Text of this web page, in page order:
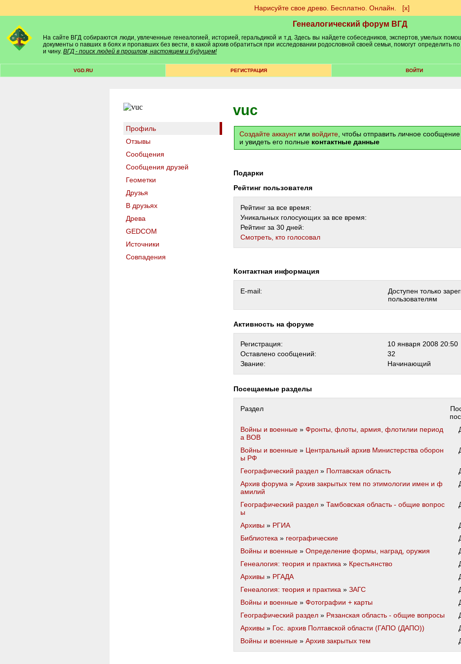
Нарисуйте свое древо. Бесплатно. Онлайн. [х]
Генеалогический форум ВГД
На сайте ВГД собираются люди, увлеченные генеалогией, историей, геральдикой и т.д. Здесь вы найдете собеседников, экспертов, умелых
документы о павших в боях и пропавших без вести, в какой архив обратиться при исследовании родословной своей семьи, помогут определить
и чину. ВГД - поиск людей в прошлом, настоящем и будущем!
VGD.RU РЕГИСТРАЦИЯ ВОЙТИ
Профиль
Отзывы
Сообщения
Сообщения друзей
Геометки
Друзья
В друзьях
Древа
GEDCOM
Источники
Совпадения
vuc
Создайте аккаунтили войдите , чтобы отправить личное
и увидеть его полные контактные данные
Подарки
Рейтинг пользователя
Рейтинг за все время:
Уникальных голосующих за все время:
Рейтинг за 30 дней:
Cмотреть, кто голосовал
Контактная информация
E-mail:
Доступен только
пользователям
Активность на форуме
Регистрация:
10 января 2008 20:50
Оставлено сообщений:
32
Звание:
Начинающий
Посещаемые разделы
Раздел
Войны и военные » Фронты, флоты, армия, флотилии период
а ВОВ
Войны и военные » Центральный архив Министерства оборон
ы РФ
Географический раздел » Полтавская область
Архив форума » Архив закрытых тем по этимологии имен и ф
амилий
Географический раздел » Тамбовская область - общие вопрос
ы
Архивы » РГИА
Библиотека » географические
Войны и военные » Определение формы, наград, оружия
Генеалогия: теория и практика » Крестьянство
Архивы » РГАДА
Генеалогия: теория и практика » ЗАГС
Войны и военные » Фотографии + карты
Географический раздел » Рязанская область - общие вопросы
Архивы » Гос. архив Полтавской области (ГАПО (ДАПО))
Войны и военные » Архив закрытых тем